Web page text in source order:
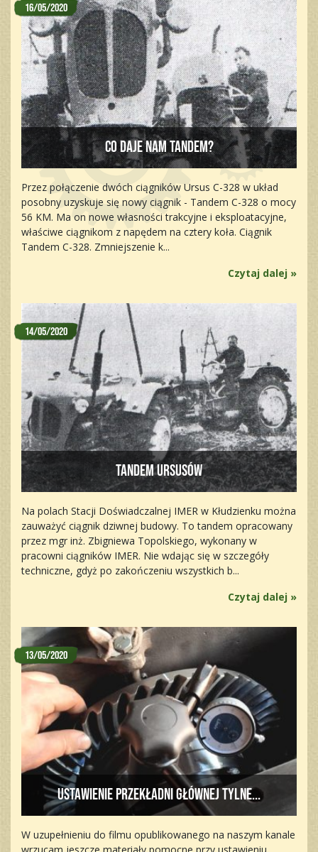
Co daje nam tandem?
16/05/2020
Przez połączenie dwóch ciągników Ursus C-328 w układ
posobny uzyskuje się nowy ciągnik - Tandem C-328 o mocy
56 KM. Ma on nowe własności trakcyjne i eksploatacyjne,
właściwe ciągnikom z napędem na cztery koła. Ciągnik
Tandem C-328. Zmniejszenie k...
Czytaj dalej »
Tandem Ursusów
14/05/2020
Na polach Stacji Doświadczalnej IMER w Kłudzienku można
zauważyć ciągnik dziwnej budowy. To tandem opracowany
przez mgr inż. Zbigniewa Topolskiego, wykonany w
pracowni ciągników IMER. Nie wdając się w szczegóły
techniczne, gdyż po zakończeniu wszystkich b...
Czytaj dalej »
Ustawienie przekładni głównej tylne...
13/05/2020
W uzupełnieniu do filmu opublikowanego na naszym kanale